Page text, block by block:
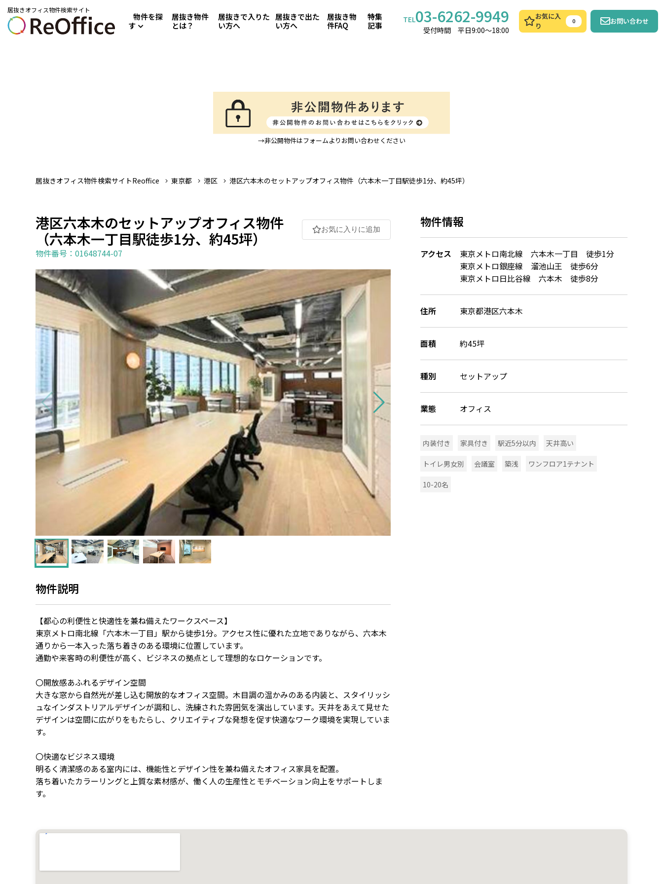
居抜きオフィス物件検索サイト
物件を探
す
居抜き物件
とは？
居抜きで入りた
い方へ
居抜きで出た
い方へ
居抜き物
件FAQ
特集
記事
TEL03-6262-9949
受付時間 平日9:00～18:00
お気に入
り
0 お問い合わせ
→非公開物件はフォームよりお問い合わせください
居抜きオフィス物件検索サイトReoffice 東京都 港区 港区六本木のセットアップオフィス物件（六本木一丁目駅徒歩1分、約45坪）
港区六本木のセットアップオフィス物件
（六本木一丁目駅徒歩1分、約45坪）
お気に入りに追加
物件番号：01648744-07
物件説明
【都心の利便性と快適性を兼ね備えたワークスペース】
東京メトロ南北線「六本木一丁目」駅から徒歩1分。アクセス性に優れた立地でありながら、六本木
通りから一本入った落ち着きのある環境に位置しています。
通勤や来客時の利便性が高く、ビジネスの拠点として理想的なロケーションです。
〇開放感あふれるデザイン空間
大きな窓から自然光が差し込む開放的なオフィス空間。木目調の温かみのある内装と、スタイリッシ
ュなインダストリアルデザインが調和し、洗練された雰囲気を演出しています。天井をあえて見せた
デザインは空間に広がりをもたらし、クリエイティブな発想を促す快適なワーク環境を実現していま
す。
〇快適なビジネス環境
明るく清潔感のある室内には、機能性とデザイン性を兼ね備えたオフィス家具を配置。
落ち着いたカラーリングと上質な素材感が、働く人の生産性とモチベーション向上をサポートしま
す。
物件情報
アクセス
東京メトロ南北線 六本木一丁目 徒歩1分
東京メトロ銀座線 溜池山王 徒歩6分
東京メトロ日比谷線 六本木 徒歩8分
住所 東京都港区六本木
面積 約45坪
種別 セットアップ
業態 オフィス
内装付き 家具付き 駅近5分以内 天井高い
トイレ男女別 会議室 築浅 ワンフロア1テナント
10-20名